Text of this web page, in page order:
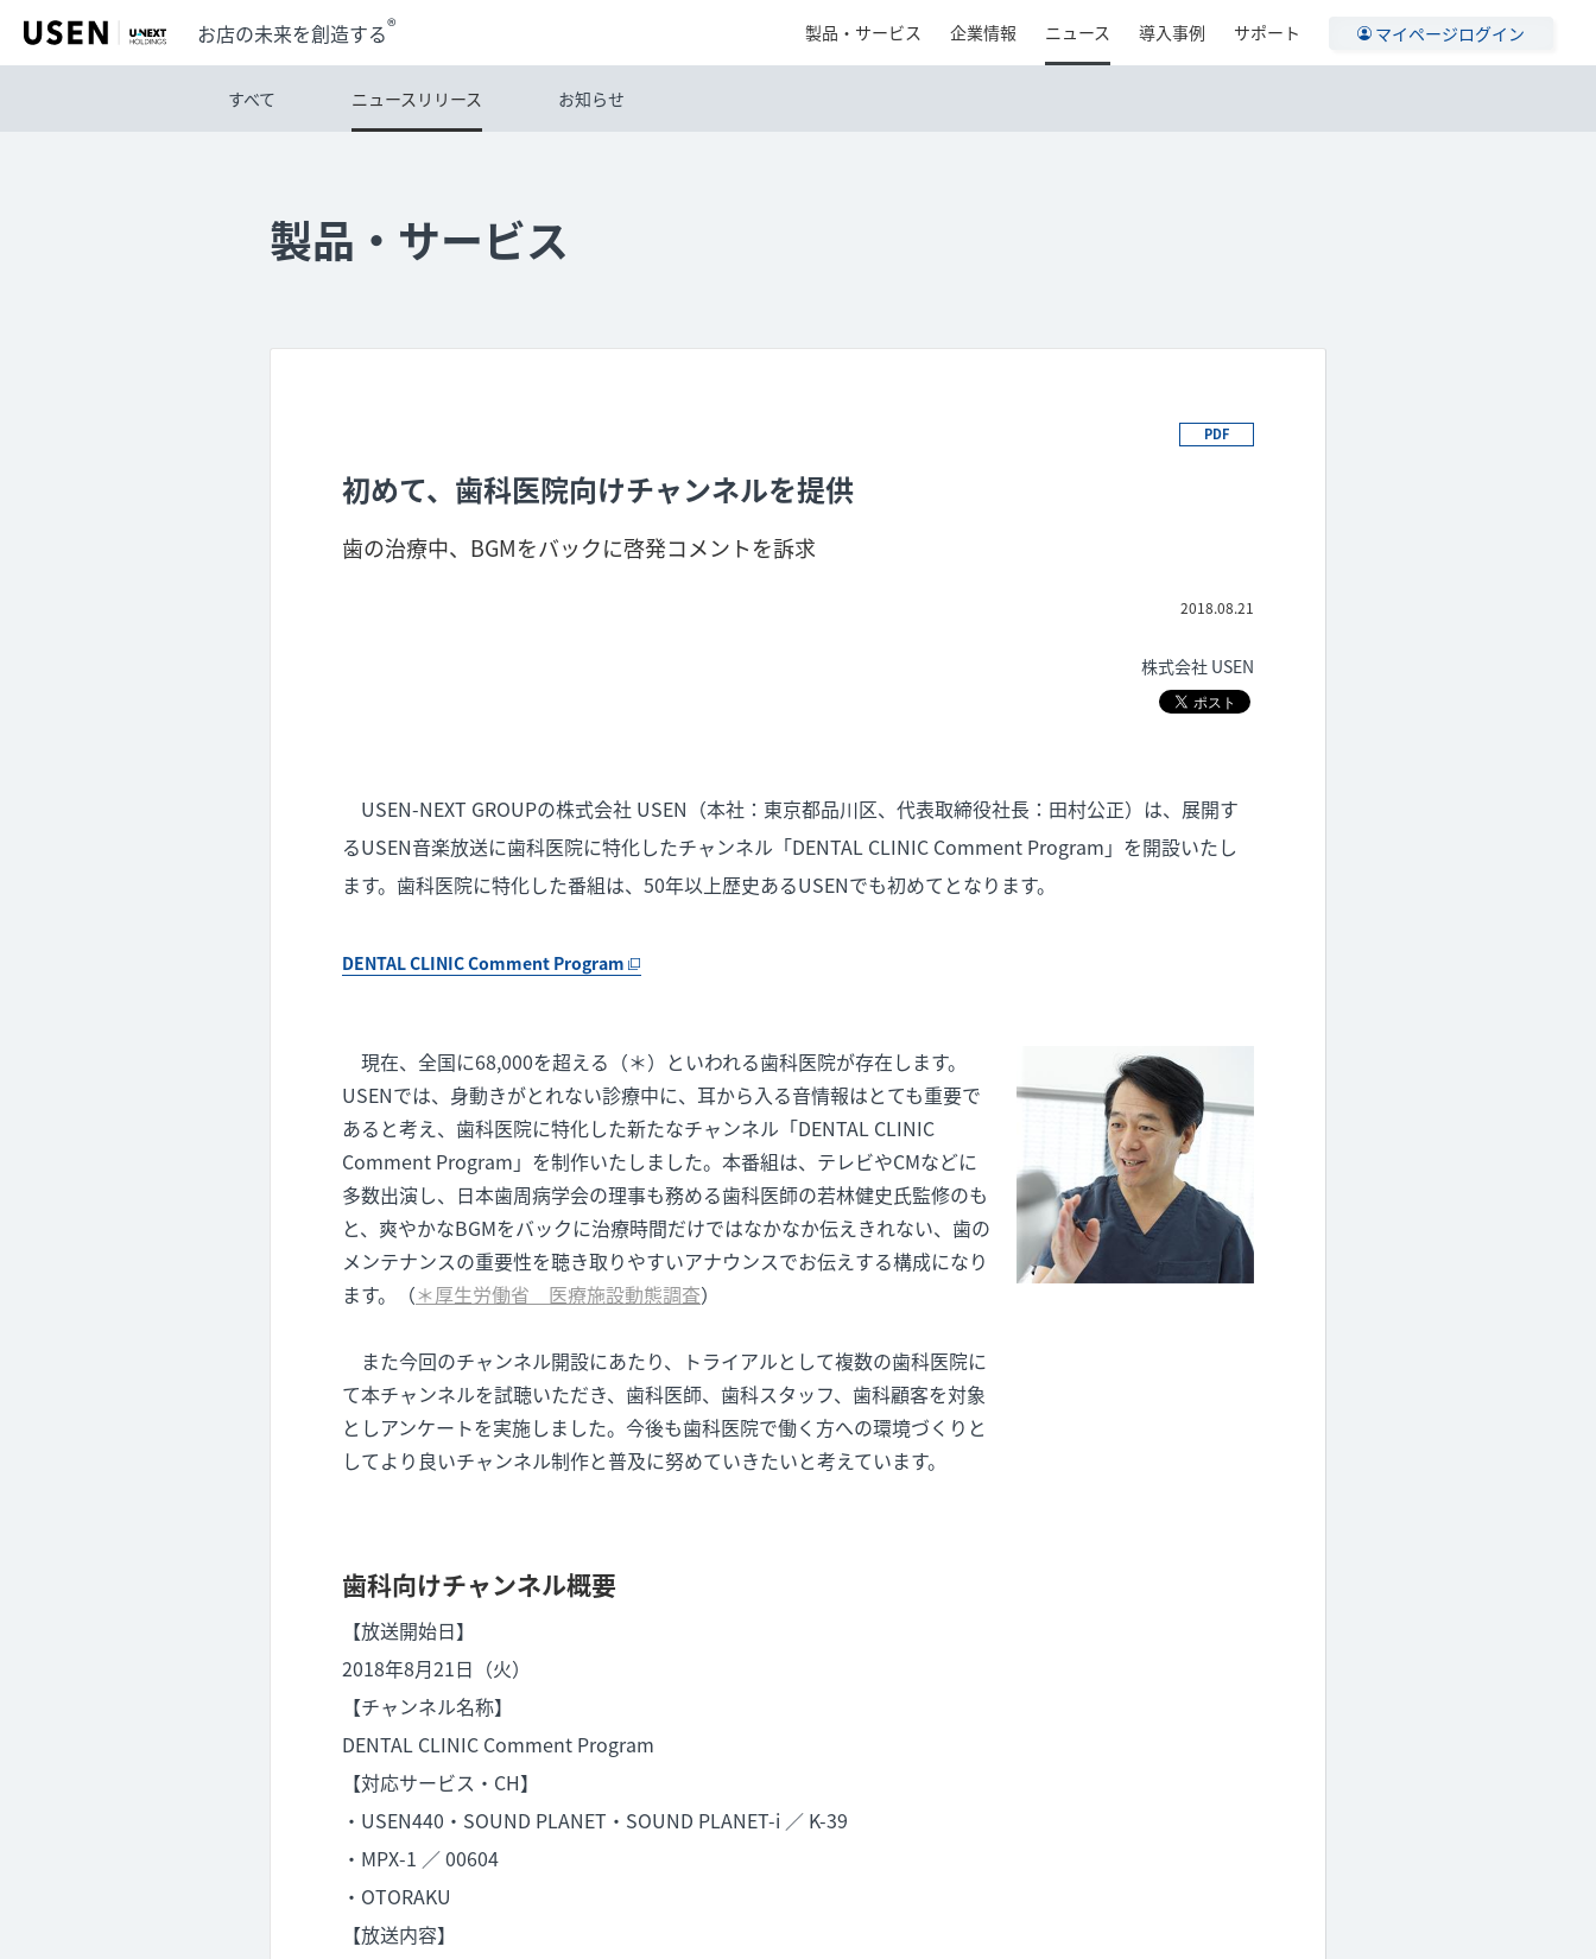
製品・サービス 企業情報 ニュース 導入事例 サポート マイページログイン
お店の未来を創造する®
すべて ニュースリリース お知らせ
製品・サービス
PDF
初めて、歯科医院向けチャンネルを提供
歯の治療中、BGMをバックに啓発コメントを訴求
2018.08.21
株式会社 USEN
USEN-NEXT GROUPの株式会社 USEN（本社：東京都品川区、代表取締役社長：田村公正）は、展開す
るUSEN音楽放送に歯科医院に特化したチャンネル「DENTAL CLINIC Comment Program」を開設いたし
ます。歯科医院に特化した番組は、50年以上歴史あるUSENでも初めてとなります。
DENTAL CLINIC Comment Program
現在、全国に68,000を超える（＊）といわれる歯科医院が存在します。
USENでは、身動きがとれない診療中に、耳から入る音情報はとても重要で
あると考え、歯科医院に特化した新たなチャンネル「DENTAL CLINIC
Comment Program」を制作いたしました。本番組は、テレビやCMなどに
多数出演し、日本歯周病学会の理事も務める歯科医師の若林健史氏監修のも
と、爽やかなBGMをバックに治療時間だけではなかなか伝えきれない、歯の
メンテナンスの重要性を聴き取りやすいアナウンスでお伝えする構成になり
ます。（＊厚生労働省 医療施設動態調査）
また今回のチャンネル開設にあたり、トライアルとして複数の歯科医院に
て本チャンネルを試聴いただき、歯科医師、歯科スタッフ、歯科顧客を対象
としアンケートを実施しました。今後も歯科医院で働く方への環境づくりと
してより良いチャンネル制作と普及に努めていきたいと考えています。
歯科向けチャンネル概要
【放送開始日】
2018年8月21日（火）
【チャンネル名称】
DENTAL CLINIC Comment Program
【対応サービス・CH】
・USEN440・SOUND PLANET・SOUND PLANET-i ／ K-39
・MPX-1 ／ 00604
・OTORAKU
【放送内容】